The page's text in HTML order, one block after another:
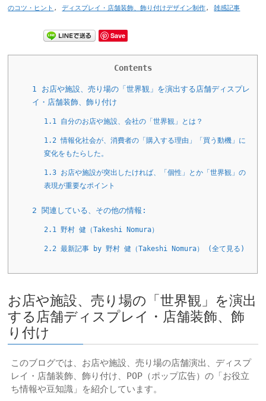
のコツ・ヒント ,ディスプレイ・店舗装飾、飾り付けデザイン制作,雑感記事
Save
Contents
1 お店や施設、売り場の「世界観」を演出する店舗ディスプレ
イ・店舗装飾、飾り付け
1.1自分のお店や施設、会社の「世界観」とは？
1.2情報化社会が、消費者の「購入する理由」「買う動機」に
変化をもたらした。
1.3お店や施設が突出したければ、「個性」とか「世界観」の
表現が重要なポイント
2 関連している、その他の情報:
2.1野村 健（Takeshi Nomura）
2.2最新記事 by 野村 健（Takeshi Nomura） (全て見る)
お店や施設、売り場の「世界観」を演出
する店舗ディスプレイ・店舗装飾、飾
り付け
このブログでは、お店や施設、売り場の店舗演出、ディスプ
レイ・店舗装飾、飾り付け、POP（ポップ広告）の「お役立
ち情報や豆知識」を紹介しています。